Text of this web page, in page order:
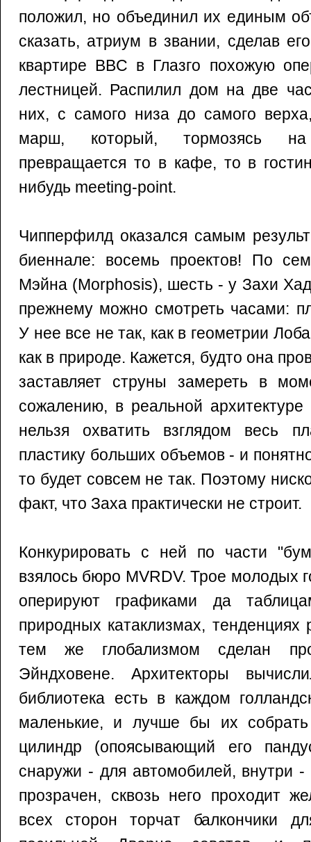
положил, но объединил их единым
сказать, атриум в звании, сделав
квартире BBC в Глазго похожую
лестницей. Распилил дом на две
них, с самого низа до самого
марш, который, тормозясь
превращается то в кафе, то в
нибудь meeting-point.
Чипперфилд оказался самым
биеннале: восемь проектов! По
Мэйна (Morphosis), шесть - у Захи
прежнему можно смотреть часами:
У нее все не так, как в геометрии
как в природе. Кажется, будто она
заставляет струны замереть в
сожалению, в реальной
нельзя охватить взглядом весь
пластику больших объемов - и
то будет совсем не так. Поэтому
факт, что Заха практически не строит.
Конкурировать с ней по части
взялось бюро MVRDV. Трое молодых
оперируют графиками да
природных катаклизмах,
тем же глобализмом сделан
Эйндховене. Архитекторы
библиотека есть в каждом
маленькие, и лучше бы их
цилиндр (опоясывающий его
снаружи - для автомобилей, внутри
прозрачен, сквозь него проходит
всех сторон торчат балкончики